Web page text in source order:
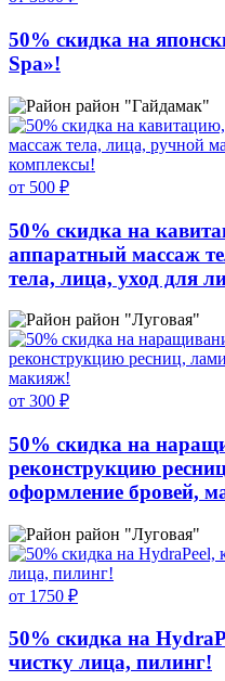
50% скидка на
Spa»!
район "Гайдамак"
от 500 ₽
50% скидка на
аппаратный массаж
тела, лица, уход для
район "Луговая"
от 300 ₽
50% скидка на
реконструкцию
оформление бровей,
район "Луговая"
от 1750 ₽
50% скидка на
чистку лица, пилинг!